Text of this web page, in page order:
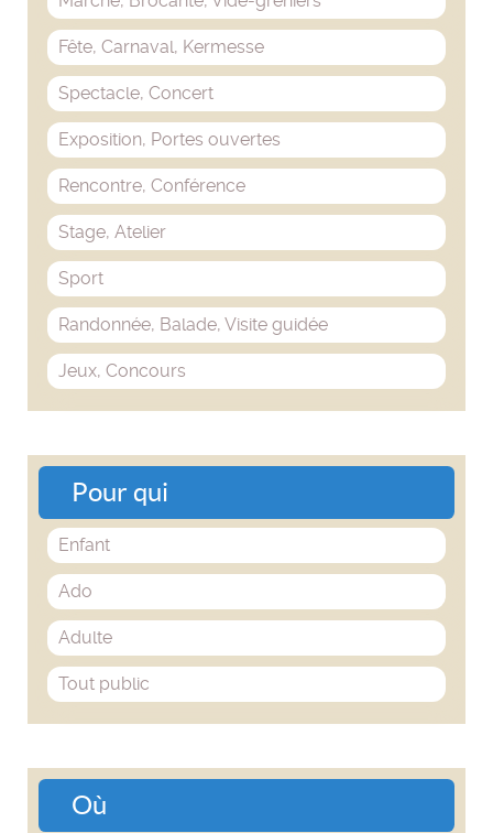
Fête, Carnaval, Kermesse
Spectacle, Concert
Exposition, Portes ouvertes
Rencontre, Conférence
Stage, Atelier
Sport
Randonnée, Balade, Visite guidée
Jeux, Concours
Pour qui
Enfant
Ado
Adulte
Tout public
Où